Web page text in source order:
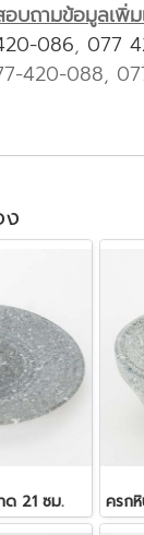
บถามข้อมูลเพิ่ม
086, 077
420-088,
ง
ด 21 ซม.